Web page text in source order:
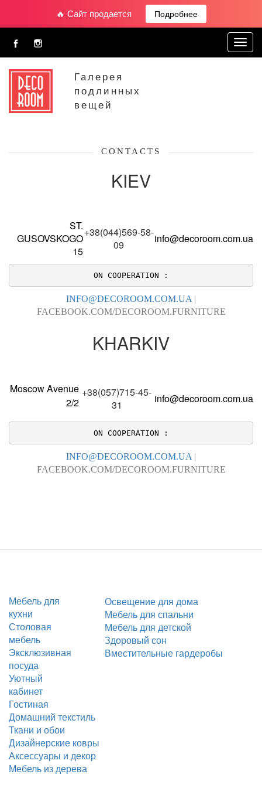
🔥 Сайт продается Подробнее
Галерея
подлинных
вещей
CONTACTS
KIEV
ST.
GUSOVSKOGO
15
+38(044)569-58-
09
info@decoroom.com.ua
ON COOPERATION :
INFO@DECOROOM.COM.UA |
FACEBOOK.COM/DECOROOM.FURNITURE
KHARKIV
Moscow Avenue
2/2
+38(057)715-45-
31
info@decoroom.com.ua
ON COOPERATION :
INFO@DECOROOM.COM.UA |
FACEBOOK.COM/DECOROOM.FURNITURE
Мебель для
кухни
Столовая
мебель
Эксклюзивная
посуда
Уютный
кабинет
Гостиная
Освещение для дома
Мебель для спальни
Мебель для детской
Здоровый сон
Вместительные гардеробы
Домашний текстиль
Ткани и обои
Дизайнерские ковры
Аксессуары и декор
Мебель из дерева